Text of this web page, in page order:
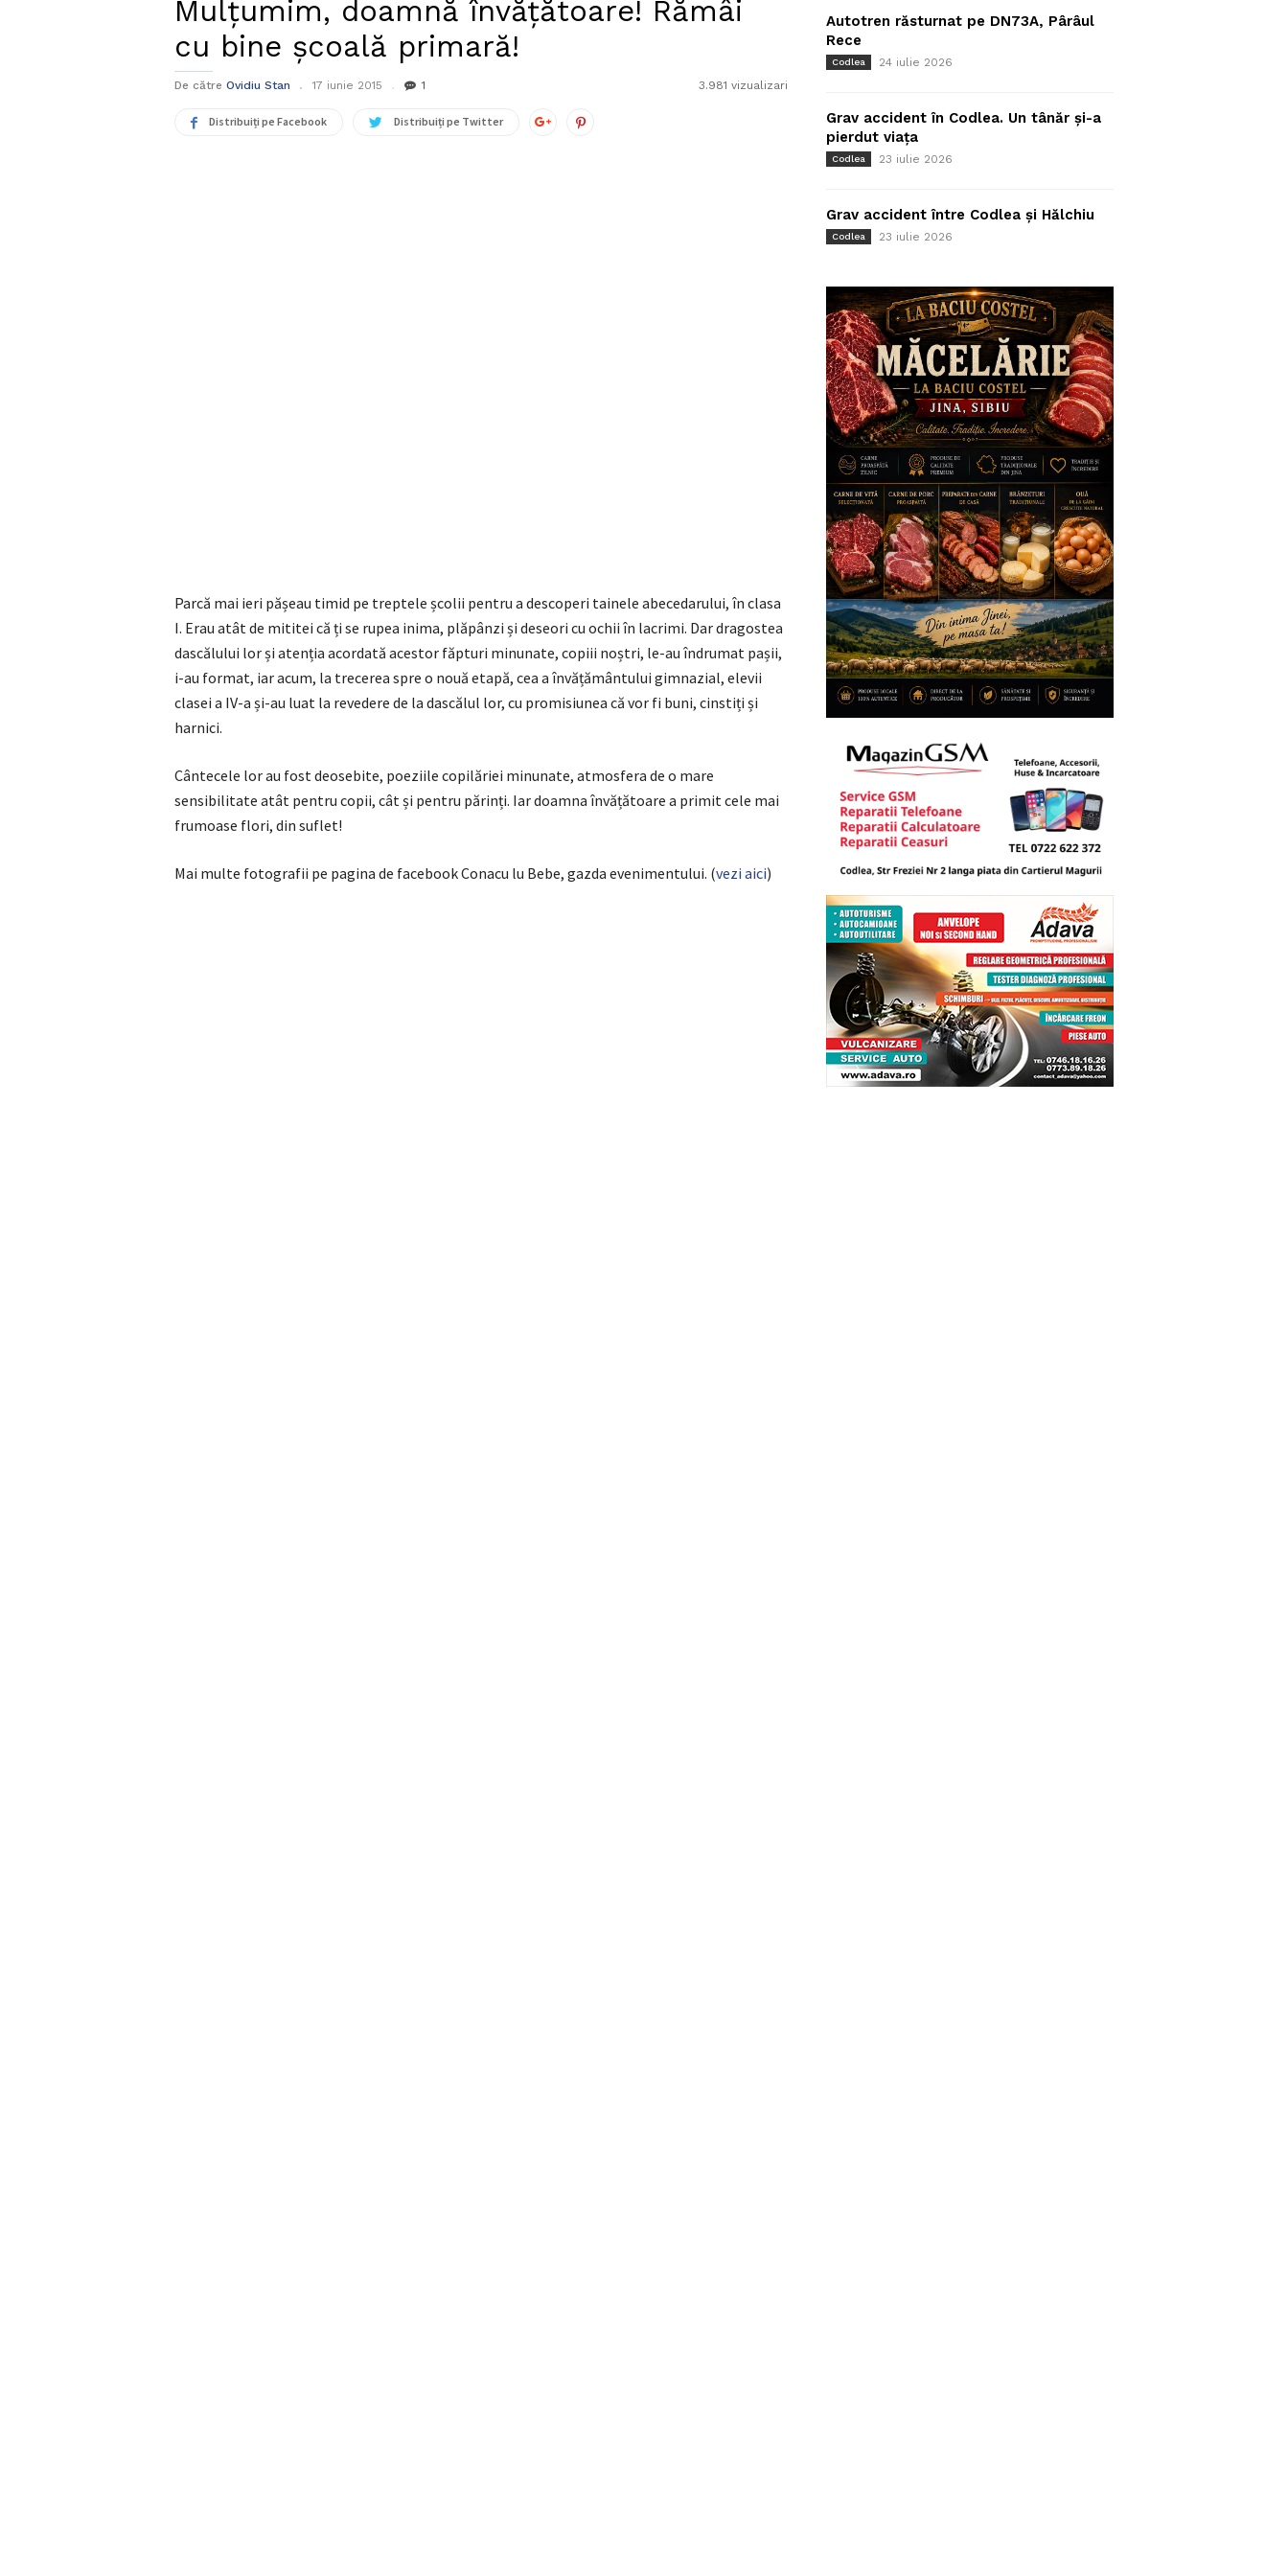
Mulțumim, doamnă învățătoare! Rămâi
cu bine școală primară!
De către Ovidiu Stan 17 iunie 2015 1 3.981 vizualizari
Distribuiți pe Facebook Distribuiți pe Twitter
Parcă mai ieri pășeau timid pe treptele școlii pentru a descoperi tainele abecedarului, în clasa
I. Erau atât de mititei că ți se rupea inima, plăpânzi și deseori cu ochii în lacrimi. Dar dragostea
dascălului lor și atenția acordată acestor făpturi minunate, copiii noștri, le-au îndrumat pașii,
i-au format, iar acum, la trecerea spre o nouă etapă, cea a învățământului gimnazial, elevii
clasei a IV-a și-au luat la revedere de la dascălul lor, cu promisiunea că vor fi buni, cinstiți și
harnici.
Cântecele lor au fost deosebite, poeziile copilăriei minunate, atmosfera de o mare
sensibilitate atât pentru copii, cât și pentru părinți. Iar doamna învățătoare a primit cele mai
frumoase flori, din suflet!
Mai multe fotografii pe pagina de facebook Conacu lu Bebe, gazda evenimentului. (vezi aici)
Autotren răsturnat pe DN73A, Pârâul
Rece
Codlea 24 iulie 2026
Grav accident în Codlea. Un tânăr și-a
pierdut viața
Codlea 23 iulie 2026
Grav accident între Codlea și Hălchiu
Codlea 23 iulie 2026